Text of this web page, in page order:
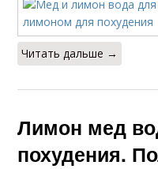
Читать дальше →
Лимон мед
похудения.